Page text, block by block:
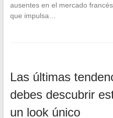
ausentes en el mercado
que impulsa…
Las últimas
debes descubrir
un look único